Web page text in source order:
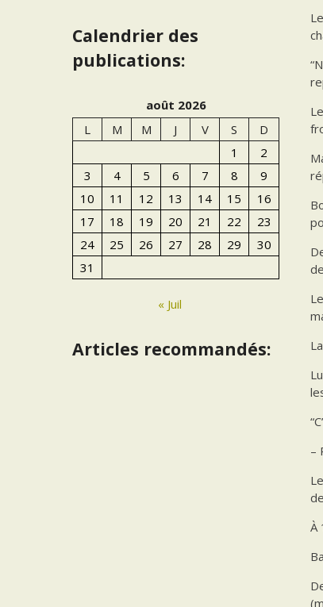
–
À
Calendrier des
publications:
août 2026
L
M M J V S
D
1
2
3
4 5 6 7 8
9
10
11 12 13 14 15
16
17
18 19 20 21 22
23
24
25 26 27 28 29
30
31
« Juil
Articles recommandés: